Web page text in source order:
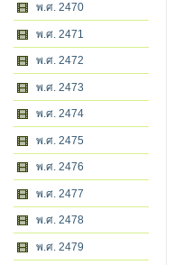
พ.ศ. 2470
พ.ศ. 2471
พ.ศ. 2472
พ.ศ. 2473
พ.ศ. 2474
พ.ศ. 2475
พ.ศ. 2476
พ.ศ. 2477
พ.ศ. 2478
พ.ศ. 2479